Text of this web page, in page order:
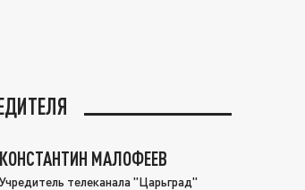
КОНСТАНТИН МАЛОФЕЕВ
Учредитель телеканала "Царьград"